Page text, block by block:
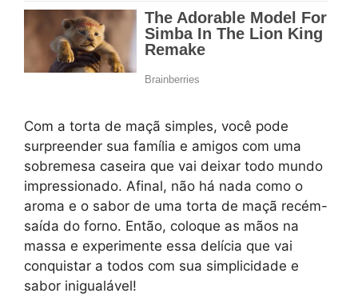
Com a torta de maçã simples, você pode
surpreender sua família e amigos com uma
sobremesa caseira que vai deixar todo mundo
impressionado. Afinal, não há nada como o
aroma e o sabor de uma torta de maçã recém-
saída do forno. Então, coloque as mãos na
massa e experimente essa delícia que vai
conquistar a todos com sua simplicidade e
sabor inigualável!